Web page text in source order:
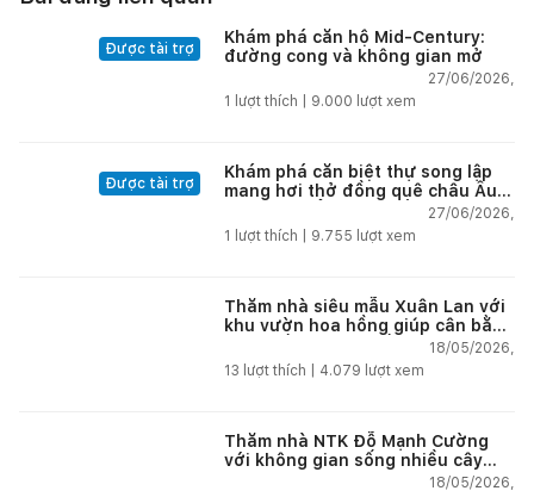
Được tài trợ
Khám phá căn hộ Mid-Century:
đường cong và không gian mở
27/06/2026,
1
lượt thích | 9.000 lượt xem
Được tài trợ
Khám phá căn biệt thự song lập
mang hơi thở đồng quê châu Âu
tại vùng biển đẹp nhất Nha Trang
27/06/2026,
1
lượt thích | 9.755 lượt xem
Thăm nhà siêu mẫu Xuân Lan với
khu vườn hoa hồng giúp cân bằng
18/05/2026,
13 lượt thích | 4.079 lượt xem
Thăm nhà NTK Đỗ Mạnh Cường
với không gian sống nhiều cây
xanh giúp tái tạo năng lượng giữa
18/05/2026,